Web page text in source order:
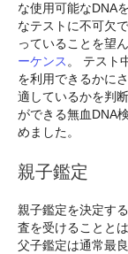
な使用可能なDNA
なテストに不可欠
っていることを望
ーケンス。 テスト
を利用できるかに
適しているかを判
ができる無血DNA
めました。
親子鑑定
親子鑑定を決定す
査を受けることと
父子鑑定は通常最